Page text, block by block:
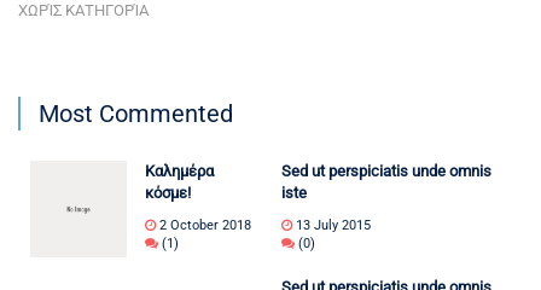
ΧΩΡΊΣ ΚΑΤΗΓΟΡΊΑ
Most Commented
Καλημέρα
κόσμε!
2 October 2018
(1)
Sed ut perspiciatis unde omnis
iste
13 July 2015
(0)